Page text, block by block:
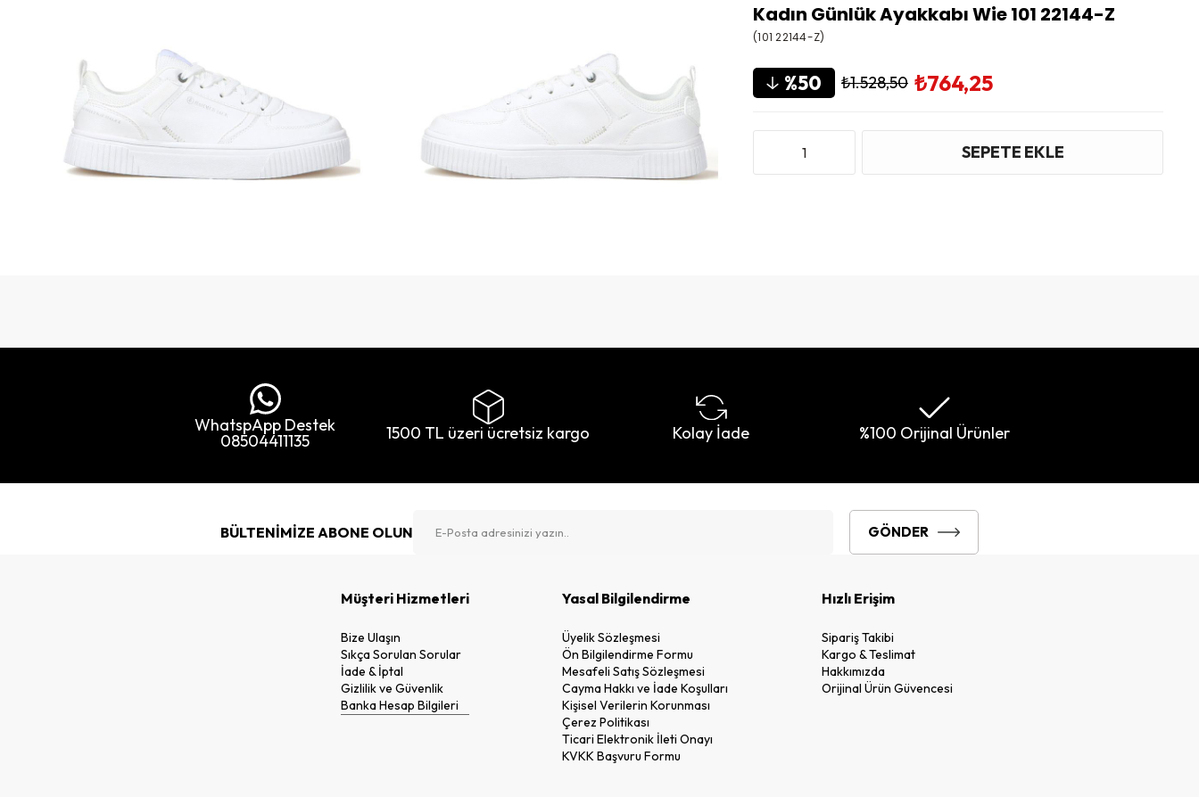
Kadın Günlük Ayakkabı Wie 101 22144-Z
(101 22144-Z)
50 ₺1.528,50 ₺764,25
WhatspApp Destek
08504411135 1500 TL üzeri ücretsiz kargo Kolay İade %100 Orijinal Ürünler
BÜLTENİMİZE ABONE OLUN GÖNDER
Müşteri Hizmetleri
Bize Ulaşın
Sıkça Sorulan Sorular
İade & İptal
Gizlilik ve Güvenlik
Banka Hesap Bilgileri
Yasal Bilgilendirme
Üyelik Sözleşmesi
Ön Bilgilendirme Formu
Mesafeli Satış Sözleşmesi
Cayma Hakkı ve İade Koşulları
Kişisel Verilerin Korunması
Çerez Politikası
Ticari Elektronik İleti Onayı
KVKK Başvuru Formu
Hızlı Erişim
Sipariş Takibi
Kargo & Teslimat
Hakkımızda
Orijinal Ürün Güvencesi